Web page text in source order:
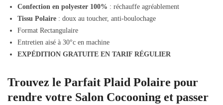
Confection en polyester 100% : réchauffe agréablement
Tissu Polaire : doux au toucher, anti-boulochage
Format Rectangulaire
Entretien aisé à 30°c en machine
EXPÉDITION GRATUITE EN TARIF RÉGULIER
Trouvez le Parfait Plaid Polaire pour
rendre votre Salon Cocooning et passer